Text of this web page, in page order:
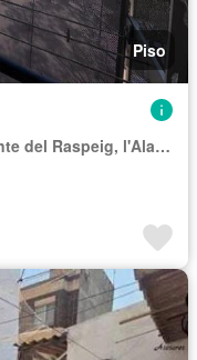
Piso
Sant Vicent del Raspeig / San Vicente del Raspeig, l'Alacantí